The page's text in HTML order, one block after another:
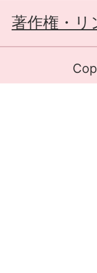
著作権・リ